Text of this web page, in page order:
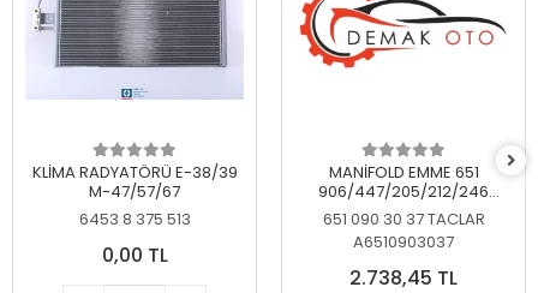
KLİMA RADYATÖRÜ E-38/39
M-47/57/67
6453 8 375 513
0,00 TL
MANİFOLD EMME 651
906/447/205/212/246
KELEBEKSİZ
651 090 30 37 TACLAR
A6510903037
2.738,45 TL